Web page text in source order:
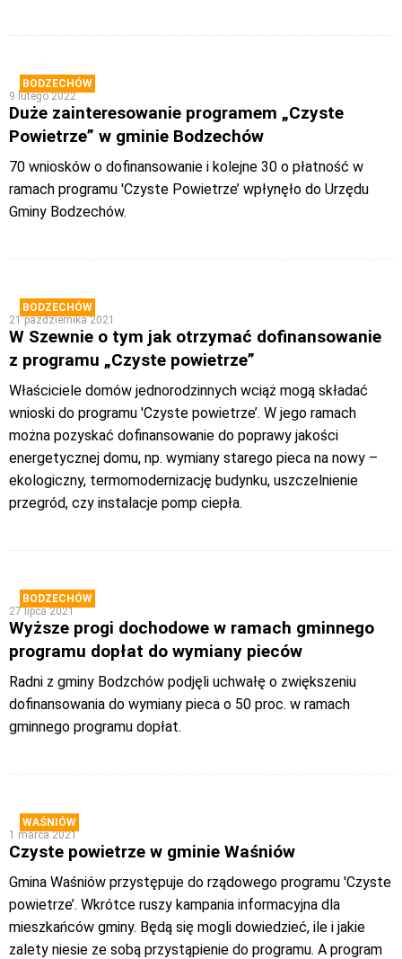
BODZECHÓW
9 lutego 2022
Duże zainteresowanie programem „Czyste
Powietrze” w gminie Bodzechów
70 wniosków o dofinansowanie i kolejne 30 o płatność w
ramach programu 'Czyste Powietrze’ wpłynęło do Urzędu
Gminy Bodzechów.
BODZECHÓW
21 października 2021
W Szewnie o tym jak otrzymać dofinansowanie
z programu „Czyste powietrze”
Właściciele domów jednorodzinnych wciąż mogą składać
wnioski do programu 'Czyste powietrze’. W jego ramach
można pozyskać dofinansowanie do poprawy jakości
energetycznej domu, np. wymiany starego pieca na nowy –
ekologiczny, termomodernizację budynku, uszczelnienie
przegród, czy instalacje pomp ciepła.
BODZECHÓW
27 lipca 2021
Wyższe progi dochodowe w ramach gminnego
programu dopłat do wymiany pieców
Radni z gminy Bodzchów podjęli uchwałę o zwiększeniu
dofinansowania do wymiany pieca o 50 proc. w ramach
gminnego programu dopłat.
WAŚNIÓW
1 marca 2021
Czyste powietrze w gminie Waśniów
Gmina Waśniów przystępuje do rządowego programu 'Czyste
powietrze’. Wkrótce ruszy kampania informacyjna dla
mieszkańców gminy. Będą się mogli dowiedzieć, ile i jakie
zalety niesie ze sobą przystąpienie do programu. A program